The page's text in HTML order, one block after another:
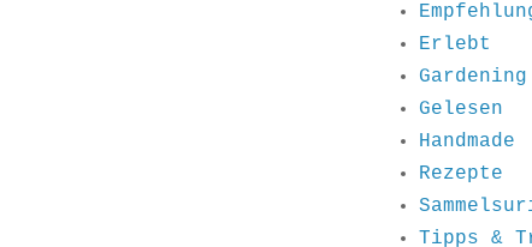
Erlebt
Gardening
Gelesen
Handmade
Rezepte
Tipps &